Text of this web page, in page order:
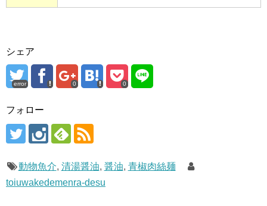
シェア
error 0 0
フォロー
動物魚介, 清湯醤油, 醤油, 青椒肉絲麺
toiuwakedemenra-desu